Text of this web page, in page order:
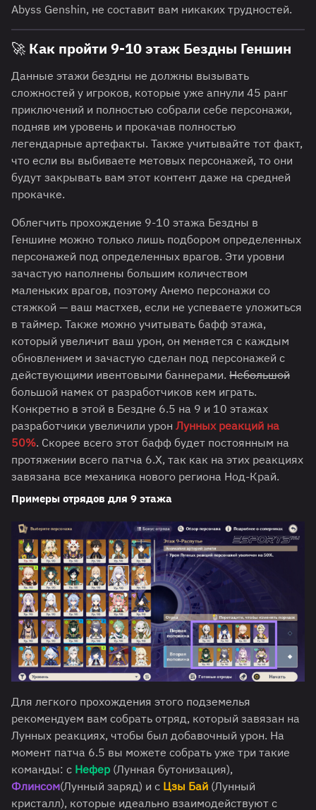
Abyss Genshin, не составит вам никаких трудностей.
🚀 Как пройти 9-10 этаж Бездны Геншин
Данные этажи бездны не должны вызывать
сложностей у игроков, которые уже апнули 45 ранг
приключений и полностью собрали себе персонажи,
подняв им уровень и прокачав полностью
легендарные артефакты. Также учитывайте тот факт,
что если вы выбиваете метовых персонажей, то они
будут закрывать вам этот контент даже на средней
прокачке.
Облегчить прохождение 9-10 этажа Бездны в
Геншине можно только лишь подбором определенных
персонажей под определенных врагов. Эти уровни
зачастую наполнены большим количеством
маленьких врагов, поэтому Анемо персонажи со
стяжкой — ваш мастхев, если не успеваете уложиться
в таймер. Также можно учитывать бафф этажа,
который увеличит ваш урон, он меняется с каждым
обновлением и зачастую сделан под персонажей с
действующими ивентовыми баннерами. Небольшой
большой намек от разработчиков кем играть.
Конкретно в этой в Бездне 6.5 на 9 и 10 этажах
разработчики увеличили урон Лунных реакций на
50%. Скорее всего этот бафф будет постоянным на
протяжении всего патча 6.Х, так как на этих реакциях
завязана все механика нового региона Нод-Край.
Примеры отрядов для 9 этажа
Для легкого прохождения этого подземелья
рекомендуем вам собрать отряд, который завязан на
Лунных реакциях, чтобы был добавочный урон. На
момент патча 6.5 вы можете собрать уже три такие
команды: с Нефер (Лунная бутонизация),
Флинсом(Лунный заряд) и с Цзы Бай (Лунный
кристалл), которые идеально взаимодействуют с